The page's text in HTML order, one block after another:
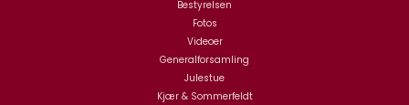
Bestyrelsen
Fotos
Videoer
Generalforsamling
Julestue
Kjær & Sommerfeldt